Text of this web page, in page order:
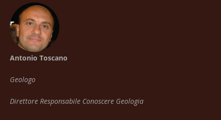
Antonio Toscano
Geologo
Direttore Responsabile Conoscere Geologia